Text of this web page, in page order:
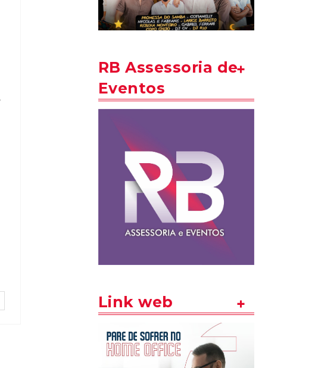
RB Assessoria de
Eventos
Link web